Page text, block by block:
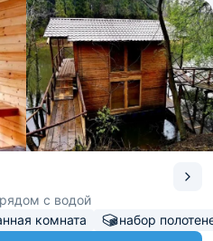
с водой
комната набор